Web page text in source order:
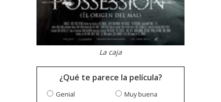
La caja
¿Qué te parece la película?
Genial
Muy buena